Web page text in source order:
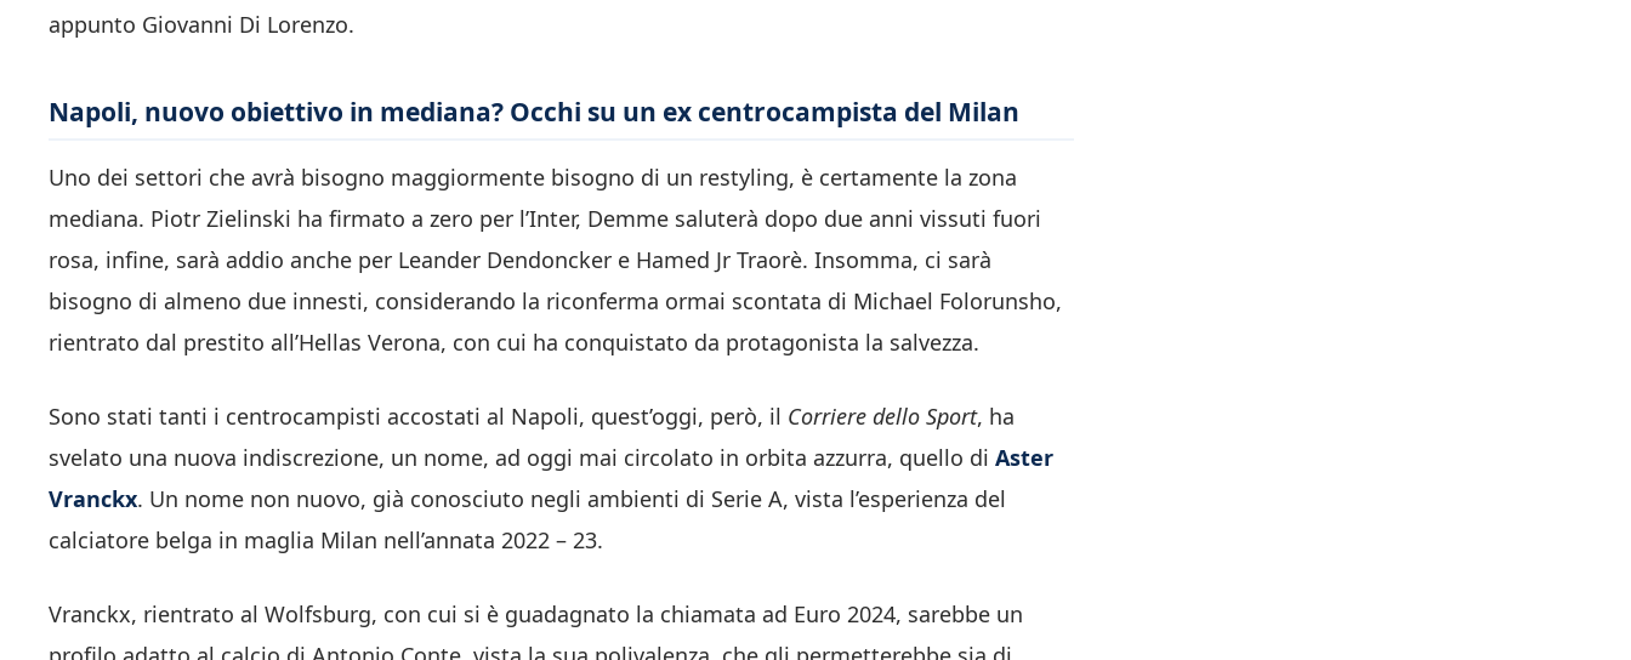
appunto Giovanni Di Lorenzo.
Napoli, nuovo obiettivo in mediana? Occhi su un ex centrocampista del Milan
Uno dei settori che avrà bisogno maggiormente bisogno di un restyling, è certamente la zona
mediana. Piotr Zielinski ha firmato a zero per l’Inter, Demme saluterà dopo due anni vissuti fuori
rosa, infine, sarà addio anche per Leander Dendoncker e Hamed Jr Traorè. Insomma, ci sarà
bisogno di almeno due innesti, considerando la riconferma ormai scontata di Michael Folorunsho,
rientrato dal prestito all’Hellas Verona, con cui ha conquistato da protagonista la salvezza.
Sono stati tanti i centrocampisti accostati al Napoli, quest’oggi, però, il Corriere dello Sport, ha
svelato una nuova indiscrezione, un nome, ad oggi mai circolato in orbita azzurra, quello di Aster
Vranckx. Un nome non nuovo, già conosciuto negli ambienti di Serie A, vista l’esperienza del
calciatore belga in maglia Milan nell’annata 2022 – 23.
Vranckx, rientrato al Wolfsburg, con cui si è guadagnato la chiamata ad Euro 2024, sarebbe un